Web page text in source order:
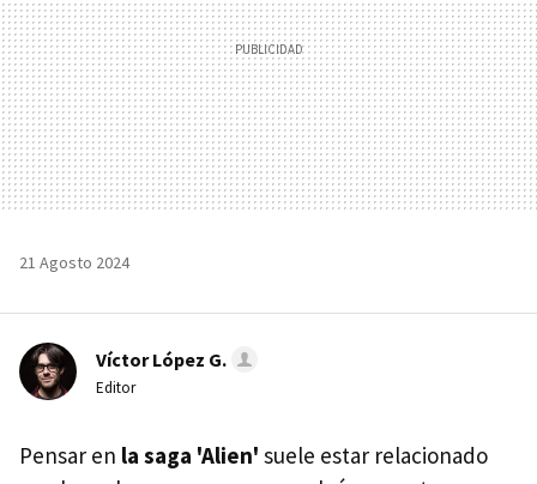
21 Agosto 2024
Víctor López G.
Editor
Pensar en la saga 'Alien' suele estar relacionado